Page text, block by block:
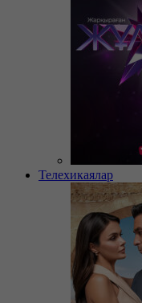
Телехикаялар